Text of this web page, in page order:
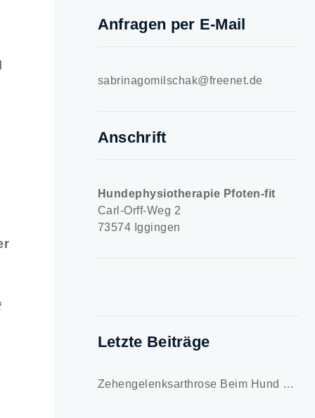
Anfragen per E-Mail
sabrinagomilschak@freenet.de
Anschrift
Hundephysiotherapie Pfoten-fit
Carl-Orff-Weg 2
73574 Iggingen
Letzte Beiträge
Zehengelenksarthrose Beim Hund – Symptome Und Behandlung